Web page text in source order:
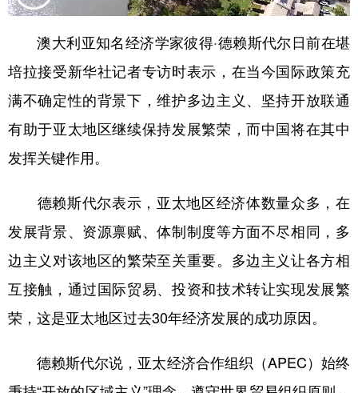
地方频道
北京 天津 河北 山西
辽宁 吉林 上海 江苏
浙江 安徽 福建 江西
广东 广西 海南 重庆
四川 贵州 云南 西藏
陕西 甘肃 青海 宁夏
多语种频道
澳大利亚知名经济学家彼得·德赖斯代尔日前在堪
培拉接受新华社记者专访时表示，在当今国际政策充
满不确定性的背景下，维护多边主义、坚持开放联通
有助于亚太地区继续保持发展繁荣，而中国将在其中
发挥关键作用。
德赖斯代尔表示，亚太地区经济体数量众多，在
发展背景、资源禀赋、体制制度等方面不尽相同，多
边主义对该地区的繁荣至关重要。多边主义让各方相
互接触，通过国际贸易、投资和技术转让实现发展繁
荣，这是亚太地区过去30年经济发展的成功原因。
德赖斯代尔说，亚太经济合作组织（APEC）始终